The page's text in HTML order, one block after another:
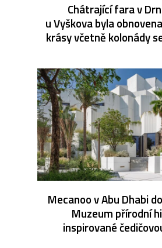
Chátrající fara v
u Vyškova byla
krásy včetně kolonády
Mecanoo v Abu Dhabi
Muzeum přírodní
inspirované